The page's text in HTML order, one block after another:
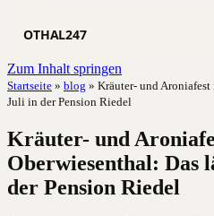
OTHAL247
Zum Inhalt springen
Startseite » blog » Kräuter- und
Juli in der Pension Riedel
Kräuter- und
Oberwiesenthal: Das
der Pension Riedel